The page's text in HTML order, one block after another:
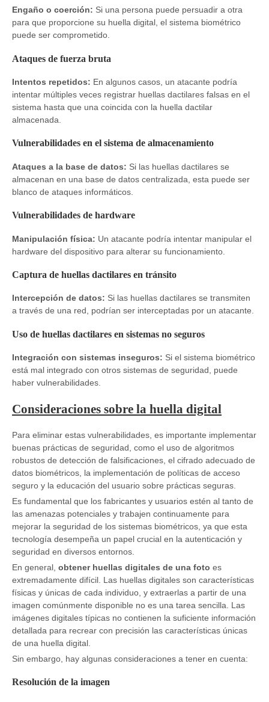
Engaño o coerción: Si una persona puede persuadir a otra
para que proporcione su huella digital, el sistema biométrico
puede ser comprometido.
Ataques de fuerza bruta
Intentos repetidos: En algunos casos, un atacante podría
intentar múltiples veces registrar huellas dactilares falsas en el
sistema hasta que una coincida con la huella dactilar
almacenada.
Vulnerabilidades en el sistema de almacenamiento
Ataques a la base de datos: Si las huellas dactilares se
almacenan en una base de datos centralizada, esta puede ser
blanco de ataques informáticos.
Vulnerabilidades de hardware
Manipulación física: Un atacante podría intentar manipular el
hardware del dispositivo para alterar su funcionamiento.
Captura de huellas dactilares en tránsito
Intercepción de datos: Si las huellas dactilares se transmiten
a través de una red, podrían ser interceptadas por un atacante.
Uso de huellas dactilares en sistemas no seguros
Integración con sistemas inseguros: Si el sistema biométrico
está mal integrado con otros sistemas de seguridad, puede
haber vulnerabilidades.
Consideraciones sobre la huella digital
Para eliminar estas vulnerabilidades, es importante implementar
buenas prácticas de seguridad, como el uso de algoritmos
robustos de detección de falsificaciones, el cifrado adecuado de
datos biométricos, la implementación de políticas de acceso
seguro y la educación del usuario sobre prácticas seguras.
Es fundamental que los fabricantes y usuarios estén al tanto de
las amenazas potenciales y trabajen continuamente para
mejorar la seguridad de los sistemas biométricos, ya que esta
tecnología desempeña un papel crucial en la autenticación y
seguridad en diversos entornos.
En general, obtener huellas digitales de una foto es
extremadamente difícil. Las huellas digitales son características
físicas y únicas de cada individuo, y extraerlas a partir de una
imagen comúnmente disponible no es una tarea sencilla. Las
imágenes digitales típicas no contienen la suficiente información
detallada para recrear con precisión las características únicas
de una huella digital.
Sin embargo, hay algunas consideraciones a tener en cuenta:
Resolución de la imagen